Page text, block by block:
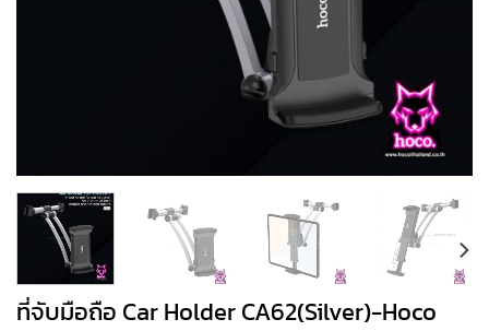
ที่จับมือถือ Car Holder CA62(Silver)-Hoco